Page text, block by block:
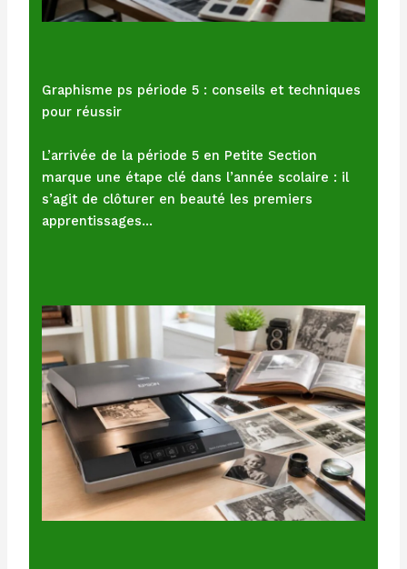
Graphisme ps période 5 : conseils et techniques
pour réussir
L’arrivée de la période 5 en Petite Section
marque une étape clé dans l’année scolaire : il
s’agit de clôturer en beauté les premiers
apprentissages…